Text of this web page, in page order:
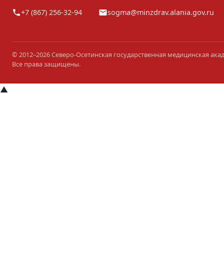
+7 (867) 256-32-94 sogma@minzdrav.alania.gov.ru
© 2012–2026 Северо-Осетинская государственная медицинская
Все права защищены.
▲